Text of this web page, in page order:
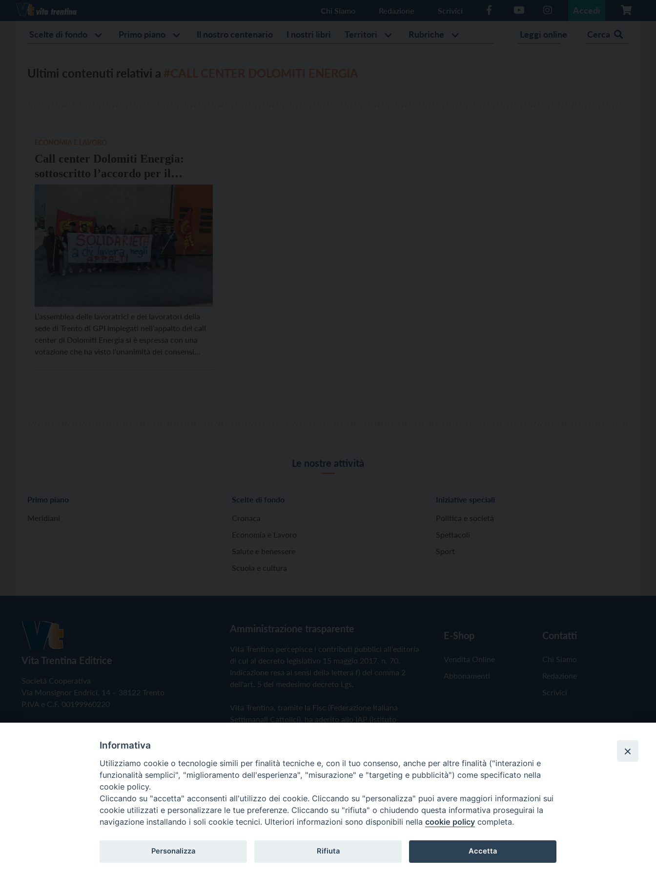
Chi Siamo Redazione Scrivici Accedi
Scelte di fondo Primo piano Il nostro centenario I nostri libri Territori Rubriche Leggi online Cerca
Ultimi contenuti relativi a
Call center Dolomiti Energia:
sottoscritto l’accordo per il
passaggio del personale da GPI a
L’assemblea delle lavoratrici e dei lavoratori della
sede di Trento di GPI impiegati nell’appalto del call
center di Dolomiti Energia si è espressa con una
votazione che ha visto l’unanimità dei consensi
Le nostre attività
Primo piano
Meridiani
Scelte di fondo
Cronaca
Economia e Lavoro
Salute e benessere
Scuola e cultura
Iniziative speciali
Politica e società
Spettacoli
Sport
Vita Trentina Editrice
Società Cooperativa
Via Monsignor Endrici, 14 – 38122 Trento
P.IVA e C.F. 00199960220
Amministrazione trasparente
Vita Trentina percepisce i contributi pubblici all'editoria
di cui al decreto legislativo 15 maggio 2017, n. 70.
Indicazione resa ai sensi della lettera f) del comma 2
dell'art. 5 del medesimo decreto Lgs.
Vita Trentina, tramite la Fisc (Federazione Italiana
Settimanali Cattolici), ha aderito allo IAP (Istituto
Privacy Policy Cookie Policy
E-Shop
Vendita Online
Abbonamenti
Contatti
Chi Siamo
Redazione
Scrivici
Copyright © 2019 - Tutti i diritti riservati - Vita Trentina Editrice
Informativa
Utilizziamo cookie o tecnologie simili per finalità tecniche e, con il tuo consenso, anche per altre finalità ("interazioni e
funzionalità semplici", "miglioramento dell'esperienza", "misurazione" e "targeting e pubblicità") come specificato nella
cookie policy.
Cliccando su "accetta" acconsenti all'utilizzo dei cookie. Cliccando su "personalizza" puoi avere maggiori informazioni sui
cookie utilizzati e personalizzare le tue preferenze. Cliccando su "rifiuta" o chiudendo questa informativa proseguirai la
navigazione installando i soli cookie tecnici. Ulteriori informazioni sono disponibili nella cookie policy completa.
Personalizza Rifiuta Accetta